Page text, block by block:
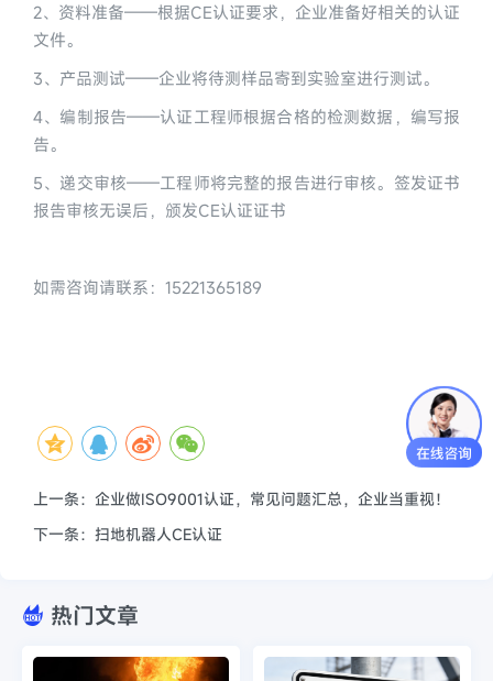
2、资料准备——根据CE认证要求，企业准备好相关的认证
文件。
3、产品测试——企业将待测样品寄到实验室进行测试。
4、编制报告——认证工程师根据合格的检测数据，编写报
告。
5、递交审核——工程师将完整的报告进行审核。签发证书
报告审核无误后，颁发CE认证证书
如需咨询请联系：15221365189
上一条：企业做ISO9001认证，常见问题汇总，企业当重视！
下一条：扫地机器人CE认证
热门文章